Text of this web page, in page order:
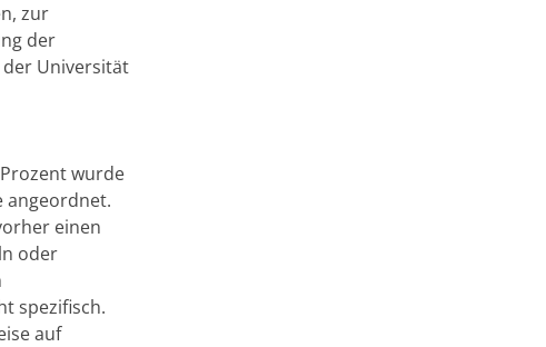
zur
der
der Universität
wurde
angeordnet.
einen
oder
spezifisch.
auf